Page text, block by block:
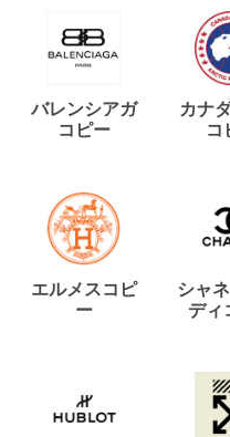
バレンシアガ
コピー
カナ
コ
エルメスコピ
ー
シャ
ディ